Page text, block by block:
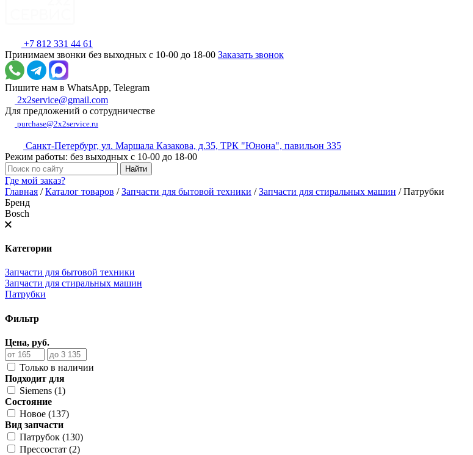
+7 812 331 44 61
Принимаем звонки без выходных с 10-00 до 18-00 Заказать звонок
Пишите нам в WhatsApp, Telegram
2x2service@gmail.com
Для предложений о сотрудничестве
purchase@2x2service.ru
Санкт-Петербург, ул. Маршала Казакова, д.35, ТРК "Юнона", павильон 335
Режим работы: без выходных с 10-00 до 18-00
Где мой заказ?
Главная /Каталог товаров /Запчасти для бытовой техники /Запчасти для стиральных машин /Патрубки
Бренд
Bosch
Категории
Запчасти для бытовой техники
Запчасти для стиральных машин
Патрубки
Фильтр
Цена, руб.
Только в наличии
Подходит для
Siemens (1)
Состояние
Новое (137)
Вид запчасти
Патрубок (130)
Прессостат (2)